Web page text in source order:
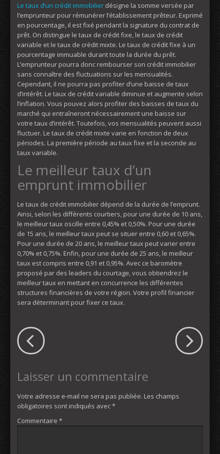
Le taux d’un crédit immobilier désigne la somme versée par
l’emprunteur pour rémunérer l’établissement prêteur. Exprimé
en pourcentage, il est fixé pendant la signature du contrat de
prêt. On distingue le taux de crédit fixe, le taux de crédit
variable et le taux de crédit mixte. Le taux de crédit fixe à un
pourcentage immuable durant toute la durée du prêt.
L’emprunteur pourra donc rembourser son crédit immobilier
sans connaître des fluctuations sur les mensualités.
Cependant, il ne pourra pas profiter d’une baisse de taux
d’intérêt. Le taux de crédit variable diminue et augmente selon
l’inflation. Vous pouvez alors profiter des baisses de taux du
marché qui entraîneront nécessairement une baisse sur
votre taux d’intérêt. Toutefois, vos mensualités peuvent aussi
fluctuer. Le taux de crédit mixte varie en fonction de deux
périodes. La première période au taux fixe et la seconde au
taux variable.
Le meilleur taux d’un
emprunt immobilier
Le taux de crédit immobilier dépend de la durée de l’emprunt.
Ainsi, selon les différents courtiers, pour une durée de 10 ans,
le meilleur taux oscille entre 0,45% et 0,50%. Pour une durée
de 15 ans, le meilleur taux peut se situer entre 0,60 et 0,65%.
Pour une durée de 20 ans, le meilleur taux peut varier entre
0,70% et 0,75%. Enfin, pour une durée de 25 ans, le meilleur
taux est compris entre 0,91 et 0,95%. Avec ce baromètre
proposé par des leaders du courtage, vous obtiendrez le
meilleur taux en mettant en concurrence les différentes
structures financières de votre région. Votre profil financier
sera déterminant pour fixer ce taux.
Laisser un commentaire
Votre adresse e-mail ne sera pas publiée. Les champs
obligatoires sont indiqués avec*
Commentaire *